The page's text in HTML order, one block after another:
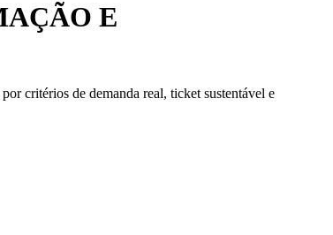
E
critérios de demanda real, ticket sustentável e